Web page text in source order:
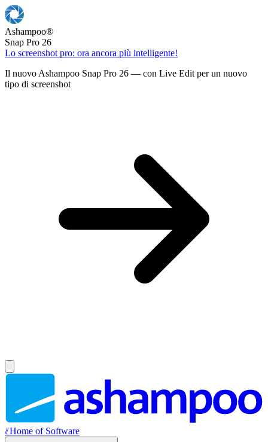
Ashampoo®
Snap Pro 26
Lo screenshot pro: ora ancora più intelligente!
Il nuovo Ashampoo Snap Pro 26 — con Live Edit per un nuovo
tipo di screenshot
//Home of Software